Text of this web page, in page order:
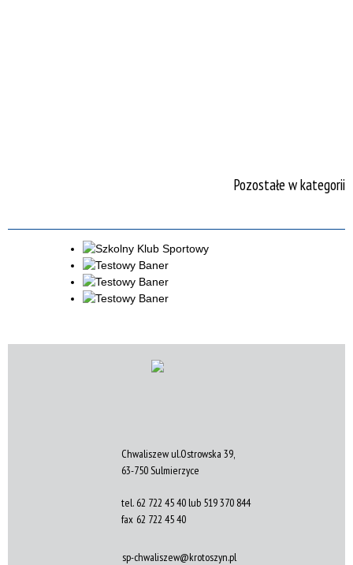
Pozostałe w kategorii
Chwaliszew ul.Ostrowska 39,
63-750 Sulmierzyce
tel. 62 722 45 40 lub 519 370 844
fax 62 722 45 40
sp-chwaliszew@krotoszyn.pl